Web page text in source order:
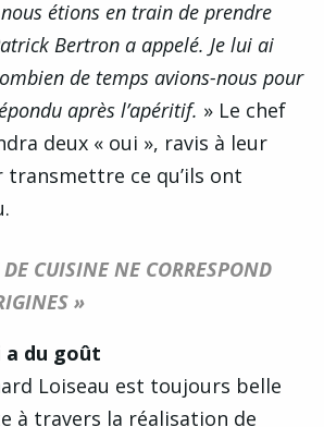
nous étions en train de prendre
Bertron a appelé. Je lui ai
de temps avions-nous pour
après l’apéritif. » Le chef
deux « oui », ravis à leur
ce qu’ils ont
CUISINE NE CORRESPOND
»
a du goût
Loiseau est toujours belle
à travers la réalisation de